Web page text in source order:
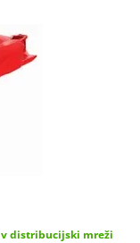
v distribucijski mreži